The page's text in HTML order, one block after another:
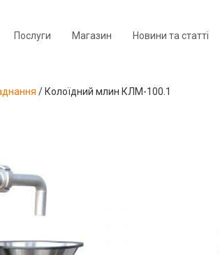
Послуги Магазин Новини та статті
/ Колоїдний млин КЛМ-100.1